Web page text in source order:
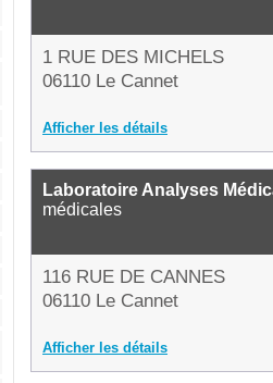
1 RUE DES MICHELS
06110 Le Cannet
Afficher les détails
Laboratoire Analyses
médicales
116 RUE DE CANNES
06110 Le Cannet
Afficher les détails